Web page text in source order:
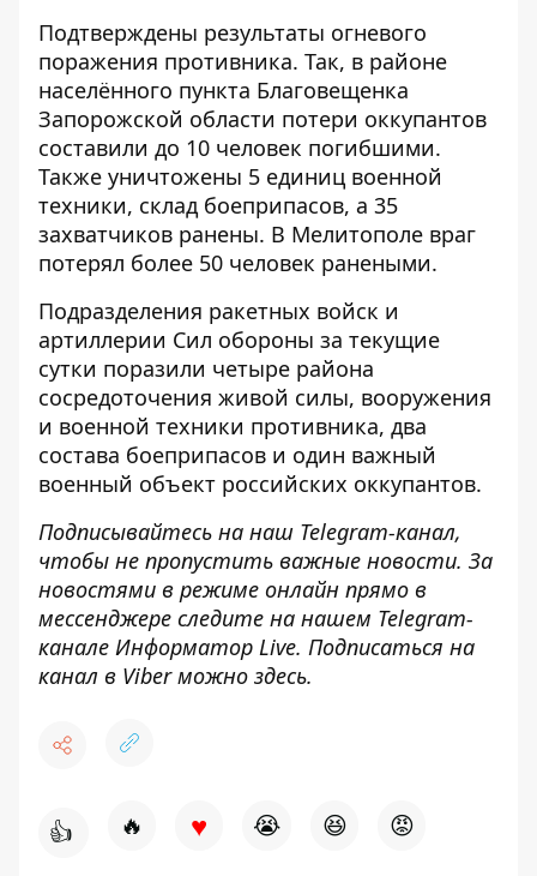
Подтверждены результаты огневого
поражения противника. Так, в районе
населённого пункта Благовещенка
Запорожской области потери оккупантов
составили до 10 человек погибшими.
Также уничтожены 5 единиц военной
техники, склад боеприпасов, а 35
захватчиков ранены. В Мелитополе враг
потерял более 50 человек ранеными.
Подразделения ракетных войск и
артиллерии Сил обороны за текущие
сутки поразили четыре района
сосредоточения живой силы, вооружения
и военной техники противника, два
состава боеприпасов и один важный
военный объект российских оккупантов.
Подписывайтесь на наш Telegram-канал,
чтобы не пропустить важные новости. За
новостями в режиме онлайн прямо в
мессенджере следите на нашем Telegram-
канале Информатор Live. Подписаться на
канал в Viber можно здесь.
👍 🔥 ♥ 😭 😆 😡